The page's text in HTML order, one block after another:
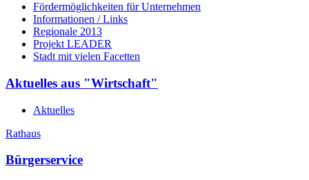
Fördermöglichkeiten für Unternehmen
Informationen / Links
Regionale 2013
Projekt LEADER
Stadt mit vielen Facetten
Aktuelles aus "Wirtschaft"
Aktuelles
Rathaus
Bürgerservice